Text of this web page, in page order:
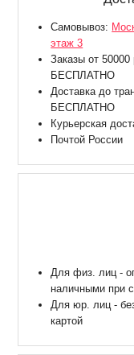
Самовывоз:
этаж 3
Заказы от
БЕСПЛАТНО
Доставка до
БЕСПЛАТНО
Курьерская
Почтой России
Для физ. лиц -
наличными при
Для юр. лиц -
картой